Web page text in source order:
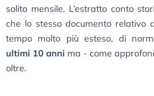
solito mensile. L’estratto conto
che lo stesso documento relativo
tempo molto più esteso, di
ultimi 10 anni ma - come
oltre.